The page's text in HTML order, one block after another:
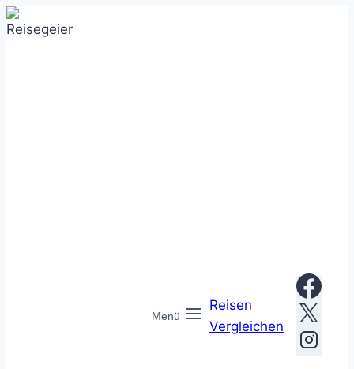
Zum
Inhalt
Menü
Reisen
Vergleichen